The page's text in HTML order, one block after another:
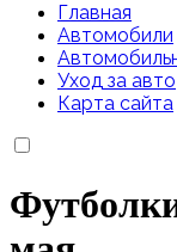
Главная
Автомобили
Уход за авто
Карта сайта